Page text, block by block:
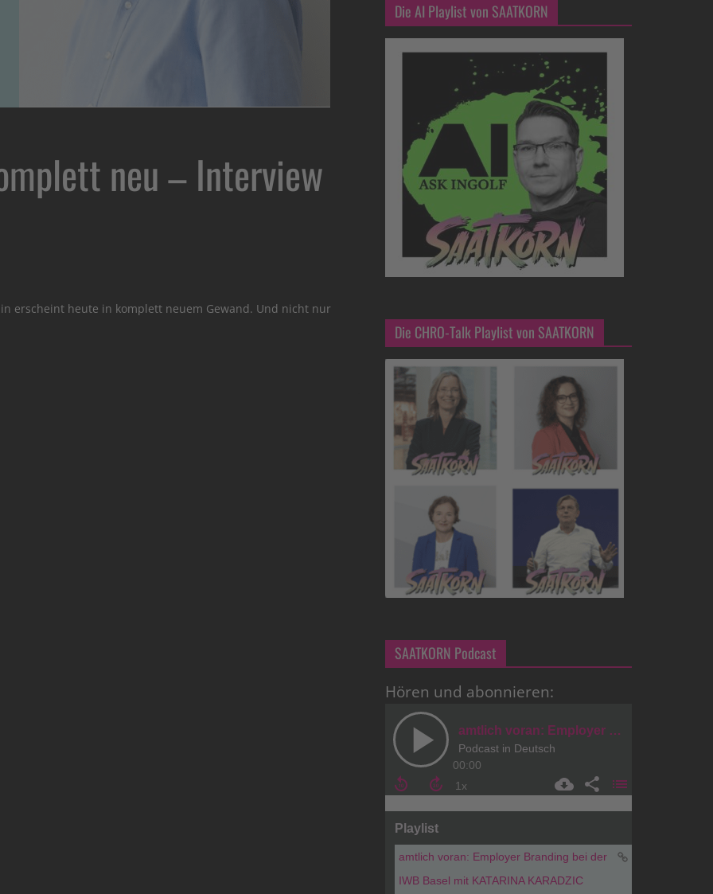
neu – Interview
erscheint heute in komplett neuem Gewand. Und nicht nur
Die AI Playlist von SAATKORN
Die CHRO-Talk Playlist von SAATKORN
SAATKORN Podcast
Hören und abonnieren: